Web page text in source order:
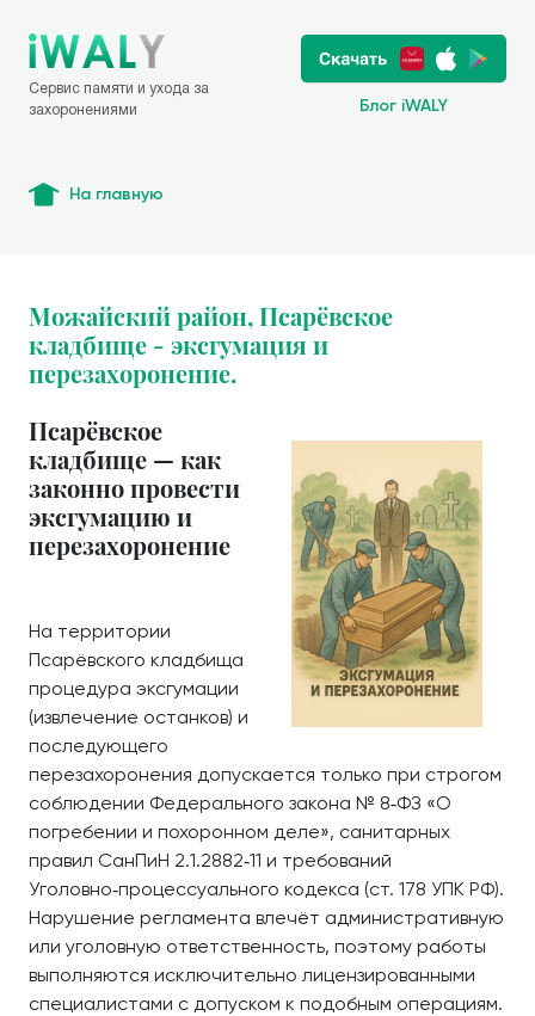
Сервис памяти и ухода за
захоронениями
Блог iWALY
На главную
Можайский район, Псарёвское
кладбище - эксгумация и
перезахоронение.
Псарёвское
кладбище — как
законно провести
эксгумацию и
перезахоронение
На территории
Псарёвского кладбища
процедура эксгумации
(извлечение останков) и
последующего
перезахоронения допускается только при строгом
соблюдении Федерального закона № 8‑ФЗ «О
погребении и похоронном деле», санитарных
правил СанПиН 2.1.2882‑11 и требований
Уголовно‑процессуального кодекса (ст. 178 УПК РФ).
Нарушение регламента влечёт административную
или уголовную ответственность, поэтому работы
выполняются исключительно лицензированными
специалистами с допуском к подобным операциям.